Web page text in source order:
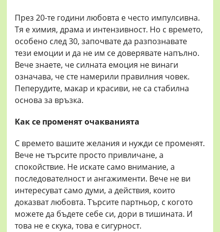
През 20-те години любовта е често импулсивна.
Тя е химия, драма и интензивност. Но с времето,
особено след 30, започвате да разпознавате
тези емоции и да не им се доверявате напълно.
Вече знаете, че силната емоция не винаги
означава, че сте намерили правилния човек.
Пеперудите, макар и красиви, не са стабилна
основа за връзка.
Как се променят очакванията
С времето вашите желания и нужди се променят.
Вече не търсите просто привличане, а
спокойствие. Не искате само внимание, а
последователност и ангажименти. Вече не ви
интересуват само думи, а действия, които
доказват любовта. Търсите партньор, с когото
можете да бъдете себе си, дори в тишината. И
това не е скука, това е сигурност.